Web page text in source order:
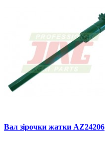
Вал зірочки жатки AZ24206